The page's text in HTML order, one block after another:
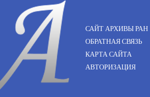
САЙТ АРХИВЫ РАН
ОБРАТНАЯ СВЯЗЬ
КАРТА САЙТА
АВТОРИЗАЦИЯ